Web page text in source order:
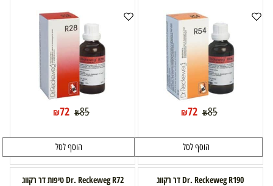
₪85
₪72
הוסף לסל
₪85
₪72
הוסף לסל
Dr. Reckeweg R190 דר רקווג Dr. Reckeweg R72 טיפות דר רקווג